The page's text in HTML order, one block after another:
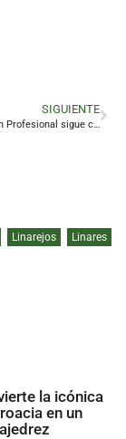
SIGUIENTE
La Formación Profesional sigue creciendo en Jaén con más de 13.200 plazas para el próximo curso
Linarejos
Linares
la icónica
en un